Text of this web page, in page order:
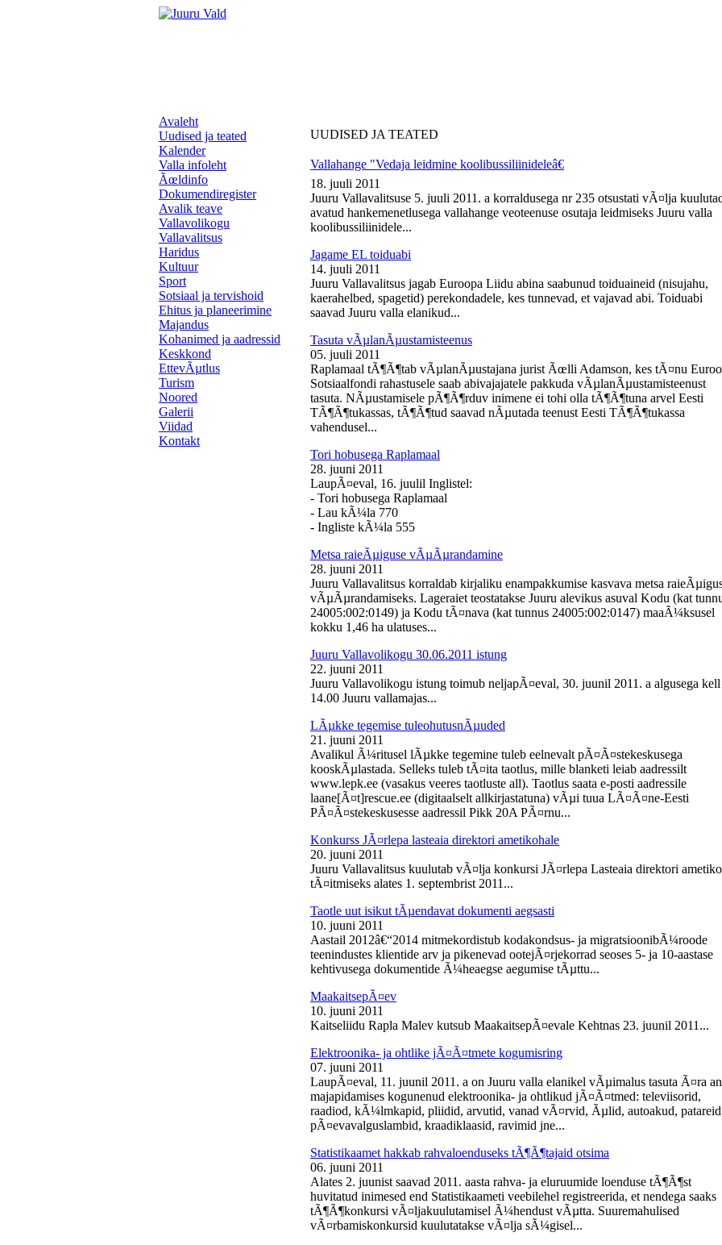
Avaleht
Uudised ja teated
Kalender
Valla infoleht
Ãœldinfo
Dokumendiregister
Avalik teave
Vallavolikogu
Vallavalitsus
Haridus
Kultuur
Sport
Sotsiaal ja tervishoid
Ehitus ja planeerimine
Majandus
Kohanimed ja aadressid
Keskkond
EttevÃµtlus
Turism
Noored
Galerii
Viidad
Kontakt
UUDISED JA TEATED
Vallahange "Vedaja leidmine koolibussiliinideleâ€
18. juuli 2011
Juuru Vallavalitsuse 5. juuli 2011. a korraldusega nr 235 otsustati vÃ¤lja
avatud hankemenetlusega vallahange veoteenuse osutaja leidmiseks Juuru valla
koolibussiliinidele...
Jagame EL toiduabi
14. juuli 2011
Juuru Vallavalitsus jagab Euroopa Liidu abina saabunud toiduaineid (nisujahu,
kaerahelbed, spagetid) perekondadele, kes tunnevad, et vajavad abi. Toiduabi
saavad Juuru valla elanikud...
Tasuta vÃµlanÃµustamisteenus
05. juuli 2011
Raplamaal tÃ¶Ã¶tab vÃµlanÃµustajana jurist Ãœlli Adamson, kes tÃ¤nu
Sotsiaalfondi rahastusele saab abivajajatele pakkuda vÃµlanÃµustamisteenust
tasuta. NÃµustamisele pÃ¶Ã¶rduv inimene ei tohi olla tÃ¶Ã¶tuna arvel Eesti
TÃ¶Ã¶tukassas, tÃ¶Ã¶tud saavad nÃµutada teenust Eesti TÃ¶Ã¶tukassa
vahendusel...
Tori hobusega Raplamaal
28. juuni 2011
LaupÃ¤eval, 16. juulil Inglistel:
- Tori hobusega Raplamaal
- Lau kÃ¼la 770
- Ingliste kÃ¼la 555
Metsa raieÃµiguse vÃµÃµrandamine
28. juuni 2011
Juuru Vallavalitsus korraldab kirjaliku enampakkumise kasvava metsa
vÃµÃµrandamiseks. Lageraiet teostatakse Juuru alevikus asuval Kodu (kat
24005:002:0149) ja Kodu tÃ¤nava (kat tunnus 24005:002:0147) maaÃ¼ksusel
kokku 1,46 ha ulatuses...
Juuru Vallavolikogu 30.06.2011 istung
22. juuni 2011
Juuru Vallavolikogu istung toimub neljapÃ¤eval, 30. juunil 2011. a algusega kell
14.00 Juuru vallamajas...
LÃµkke tegemise tuleohutusnÃµuded
21. juuni 2011
Avalikul Ã¼ritusel lÃµkke tegemine tuleb eelnevalt pÃ¤Ã¤stekeskusega
kooskÃµlastada. Selleks tuleb tÃ¤ita taotlus, mille blanketi leiab aadressilt
www.lepk.ee (vasakus veeres taotluste all). Taotlus saata e-posti aadressile
laane[Ã¤t]rescue.ee (digitaalselt allkirjastatuna) vÃµi tuua LÃ¤Ã¤ne-Eesti
PÃ¤Ã¤stekeskusesse aadressil Pikk 20A PÃ¤rnu...
Konkurss JÃ¤rlepa lasteaia direktori ametikohale
20. juuni 2011
Juuru Vallavalitsus kuulutab vÃ¤lja konkursi JÃ¤rlepa Lasteaia direktori
tÃ¤itmiseks alates 1. septembrist 2011...
Taotle uut isikut tÃµendavat dokumenti aegsasti
10. juuni 2011
Aastail 2012â€“2014 mitmekordistub kodakondsus- ja migratsioonibÃ¼roode
teenindustes klientide arv ja pikenevad ootejÃ¤rjekorrad seoses 5- ja 10-aastase
kehtivusega dokumentide Ã¼heaegse aegumise tÃµttu...
MaakaitsepÃ¤ev
10. juuni 2011
Kaitseliidu Rapla Malev kutsub MaakaitsepÃ¤evale Kehtnas 23. juunil 2011...
Elektroonika- ja ohtlike jÃ¤Ã¤tmete kogumisring
07. juuni 2011
LaupÃ¤eval, 11. juunil 2011. a on Juuru valla elanikel vÃµimalus tasuta Ã¤ra
majapidamises kogunenud elektroonika- ja ohtlikud jÃ¤Ã¤tmed: televiisorid,
raadiod, kÃ¼lmkapid, pliidid, arvutid, vanad vÃ¤rvid, Ãµlid, autoakud,
pÃ¤evavalguslambid, kraadiklaasid, ravimid jne...
Statistikaamet hakkab rahvaloenduseks tÃ¶Ã¶tajaid otsima
06. juuni 2011
Alates 2. juunist saavad 2011. aasta rahva- ja eluruumide loenduse tÃ¶Ã¶st
huvitatud inimesed end Statistikaameti veebilehel registreerida, et nendega saaks
tÃ¶Ã¶konkursi vÃ¤ljakuulutamisel Ã¼hendust vÃµtta. Suuremahulised
vÃ¤rbamiskonkursid kuulutatakse vÃ¤lja sÃ¼gisel...